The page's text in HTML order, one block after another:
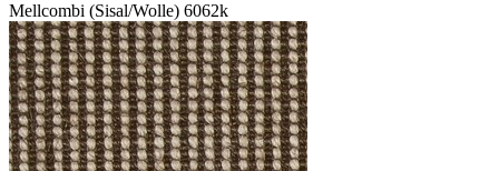
Mellcombi (Sisal/Wolle) 6062k